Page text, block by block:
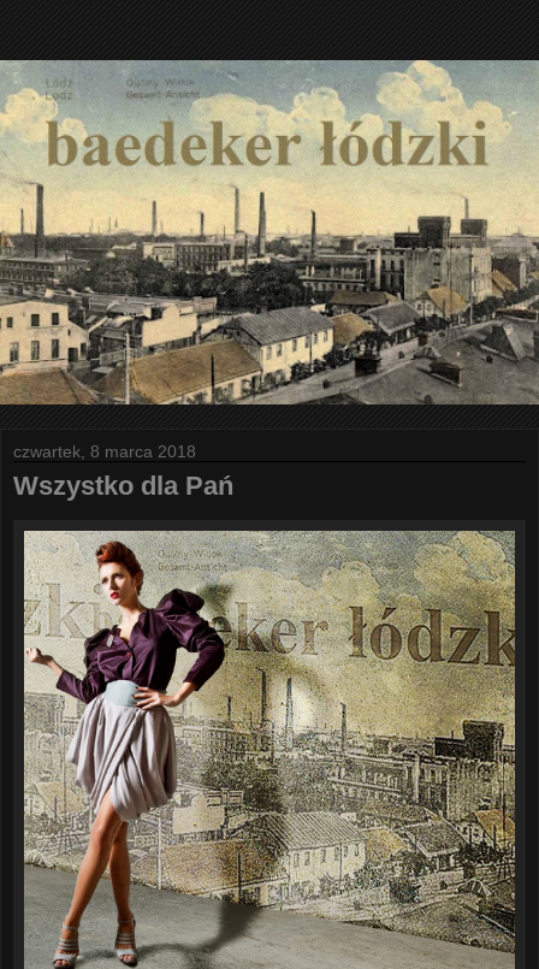
czwartek, 8 marca 2018
Wszystko dla Pań